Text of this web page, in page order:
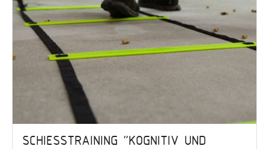
SCHIESSTRAINING "KOGNITIV UND K